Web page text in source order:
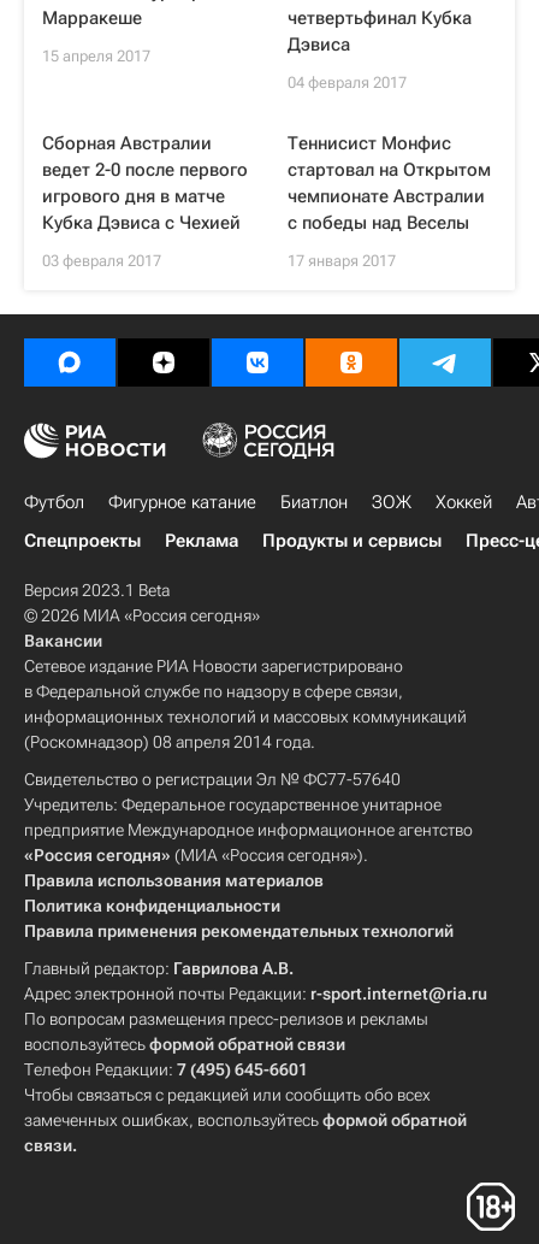
Марракеше
15 апреля 2017
четвертьфинал Кубка
Дэвиса
04 февраля 2017
Сборная Австралии
ведет 2-0 после первого
игрового дня в матче
Кубка Дэвиса с Чехией
03 февраля 2017
Теннисист Монфис
стартовал на Открытом
чемпионате Австралии
с победы над Веселы
17 января 2017
Футбол Фигурное катание Биатлон ЗОЖ Хоккей
Спецпроекты
Реклама Продукты и сервисы Пресс-
Версия 2023.1 Beta
© 2026 МИА «Россия сегодня»
Вакансии
Сетевое издание РИА Новости зарегистрировано
в Федеральной службе по надзору в сфере связи,
информационных технологий и массовых коммуникаций
(Роскомнадзор) 08 апреля 2014 года.
Свидетельство о регистрации Эл № ФС77-57640
Учредитель: Федеральное государственное унитарное
предприятие Международное информационное агентство
«Россия сегодня» (МИА «Россия сегодня»).
Правила использования материалов
Политика конфиденциальности
Правила применения рекомендательных технологий
Главный редактор: Гаврилова А.В.
Адрес электронной почты Редакции: r-sport.internet@ria.ru
По вопросам размещения пресс-релизов и рекламы
воспользуйтесьформой обратной связи
Телефон Редакции: 7 (495) 645-6601
Чтобы связаться с редакцией или сообщить обо всех
замеченных ошибках, воспользуйтесьформой обратной
связи.